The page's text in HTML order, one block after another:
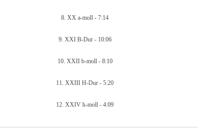
8. XX a-moll - 7:14
9. XXI B-Dur - 10:06
10. XXII b-moll - 8:10
11. XXIII H-Dur - 5:20
12. XXIV h-moll - 4:09